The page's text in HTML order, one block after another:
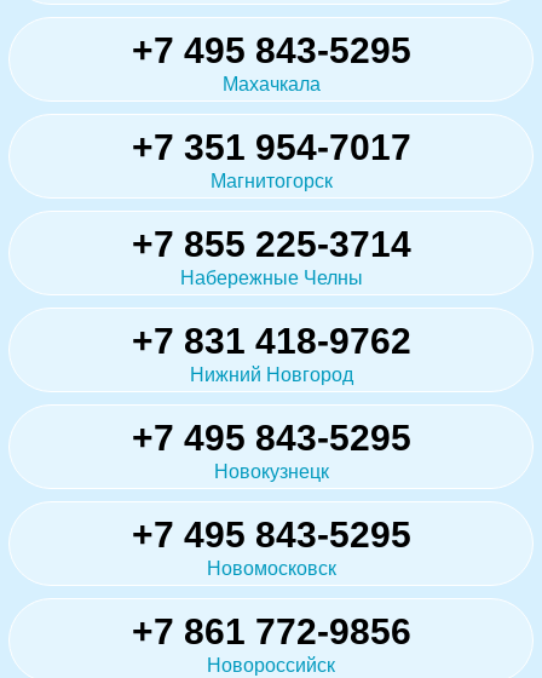
+7 495 843-5295
Махачкала
+7 351 954-7017
Магнитогорск
+7 855 225-3714
Набережные Челны
+7 831 418-9762
Нижний Новгород
+7 495 843-5295
Новокузнецк
+7 495 843-5295
Новомосковск
+7 861 772-9856
Новороссийск